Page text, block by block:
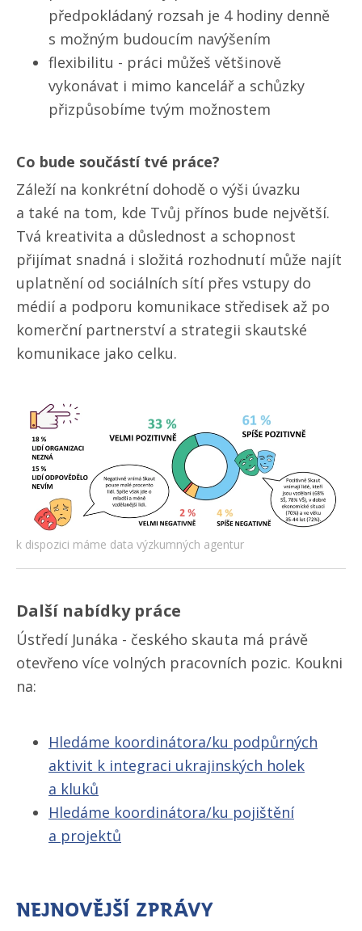
předpokládaný rozsah je 4 hodiny denně
s možným budoucím navýšením
flexibilitu - práci můžeš většinově
vykonávat i mimo kancelář a schůzky
přizpůsobíme tvým možnostem
Co bude součástí tvé práce?
Záleží na konkrétní dohodě o výši úvazku
a také na tom, kde Tvůj přínos bude největší.
Tvá kreativita a důslednost a schopnost
přijímat snadná i složitá rozhodnutí může najít
uplatnění od sociálních sítí přes vstupy do
médií a podporu komunikace středisek až po
komerční partnerství a strategii skautské
komunikace jako celku.
k dispozici máme data výzkumných agentur
Další nabídky práce
Ústředí Junáka - českého skauta má právě
otevřeno více volných pracovních pozic. Koukni
na:
Hledáme koordinátora/​ku podpůrných
aktivit k integraci ukrajinských holek
a kluků
Hledáme koordinátora/​ku pojištění
a projektů
Nejnovější zprávy